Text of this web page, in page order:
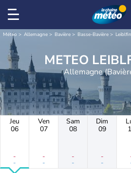
Météo Allemagne Bavière Basse-Bavière
METEO
Allemagne
Jeu
06
-
-
Ven
07
-
-
Sam
08
-
-
Dim
09
-
-